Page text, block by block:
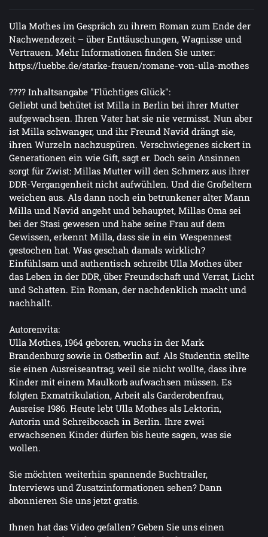
Ulla Mothes im Gespräch zu ihrem Roman zum Ende der
Nachwendezeit – über Enttäuschungen, Wagnisse und
Vertrauen. Mehr Informationen finden Sie unter:
https://luebbe.de/starke-frauen/romane-von-ulla-mothes
???? Inhaltsangabe "Flüchtiges Glück":
Geliebt und behütet ist Milla in Berlin bei ihrer Mutter
aufgewachsen. Ihren Vater hat sie nie vermisst. Nun aber
ist Milla schwanger, und ihr Freund Navid drängt sie,
ihren Wurzeln nachzuspüren. Verschwiegenes sickert in
Generationen ein wie Gift, sagt er. Doch sein Ansinnen
sorgt für Zwist: Millas Mutter will den Schmerz aus ihrer
DDR-Vergangenheit nicht aufwühlen. Und die Großeltern
weichen aus. Als dann noch ein betrunkener alter Mann
Milla und Navid angeht und behauptet, Millas Oma sei
bei der Stasi gewesen und habe seine Frau auf dem
Gewissen, erkennt Milla, dass sie in ein Wespennest
gestochen hat. Was geschah damals wirklich?
Einfühlsam und authentisch schreibt Ulla Mothes über
das Leben in der DDR, über Freundschaft und Verrat, Licht
und Schatten. Ein Roman, der nachdenklich macht und
nachhallt.
Autorenvita:
Ulla Mothes, 1964 geboren, wuchs in der Mark
Brandenburg sowie in Ostberlin auf. Als Studentin stellte
sie einen Ausreiseantrag, weil sie nicht wollte, dass ihre
Kinder mit einem Maulkorb aufwachsen müssen. Es
folgten Exmatrikulation, Arbeit als Garderobenfrau,
Ausreise 1986. Heute lebt Ulla Mothes als Lektorin,
Autorin und Schreibcoach in Berlin. Ihre zwei
erwachsenen Kinder dürfen bis heute sagen, was sie
wollen.
Sie möchten weiterhin spannende Buchtrailer,
Interviews und Zusatzinformationen sehen? Dann
abonnieren Sie uns jetzt gratis.
Ihnen hat das Video gefallen? Geben Sie uns einen